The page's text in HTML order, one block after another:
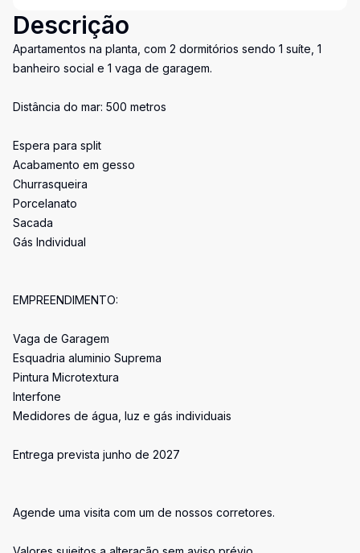
Descrição
Apartamentos na planta, com 2 dormitórios sendo 1 suíte, 1
banheiro social e 1 vaga de garagem.
Distância do mar: 500 metros
Espera para split
Acabamento em gesso
Churrasqueira
Porcelanato
Sacada
Gás Individual
EMPREENDIMENTO:
Vaga de Garagem
Esquadria aluminio Suprema
Pintura Microtextura
Interfone
Medidores de água, luz e gás individuais
Entrega prevista junho de 2027
Agende uma visita com um de nossos corretores.